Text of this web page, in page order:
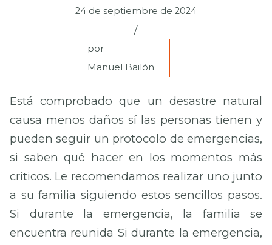
24 de septiembre de 2024
/
por
Manuel Bailón
Está comprobado que un desastre natural
causa menos daños sí las personas tienen y
pueden seguir un protocolo de emergencias,
si saben qué hacer en los momentos más
críticos. Le recomendamos realizar uno junto
a su familia siguiendo estos sencillos pasos.
Si durante la emergencia, la familia se
encuentra reunida Si durante la emergencia,